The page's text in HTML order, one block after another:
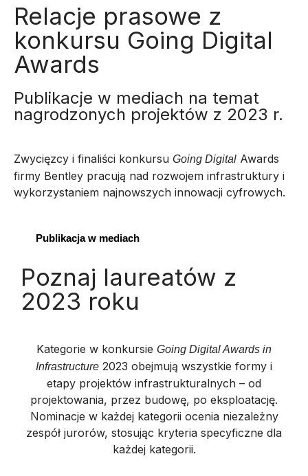
Relacje prasowe z
konkursu Going Digital
Awards
Publikacje w mediach na temat
nagrodzonych projektów z 2023 r.
Zwycięzcy i finaliści konkursu Going Digital Awards
firmy Bentley pracują nad rozwojem infrastruktury i
wykorzystaniem najnowszych innowacji cyfrowych.
Publikacja w mediach
Poznaj laureatów z
2023 roku
Kategorie w konkursie Going Digital Awards in
Infrastructure 2023 obejmują wszystkie formy i
etapy projektów infrastrukturalnych – od
projektowania, przez budowę, po eksploatację.
Nominacje w każdej kategorii ocenia niezależny
zespół jurorów, stosując kryteria specyficzne dla
każdej kategorii.